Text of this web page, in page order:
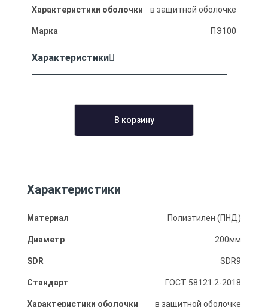
Характеристики оболочки в защитной оболочке
Марка ПЭ100
Характеристики
В корзину
Характеристики
Материал Полиэтилен (ПНД)
Диаметр 200мм
SDR SDR9
Стандарт ГОСТ 58121.2-2018
Характеристики оболочки в защитной оболочке